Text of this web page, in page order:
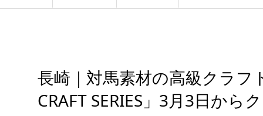
長崎｜対馬素材の高級クラフ
CRAFT SERIES」3月3日から